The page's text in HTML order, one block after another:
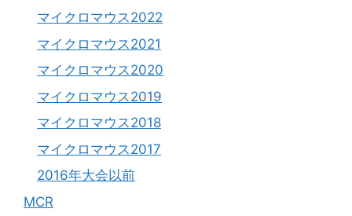
マイクロマウス2022
マイクロマウス2021
マイクロマウス2020
マイクロマウス2019
マイクロマウス2018
マイクロマウス2017
2016年大会以前
MCR